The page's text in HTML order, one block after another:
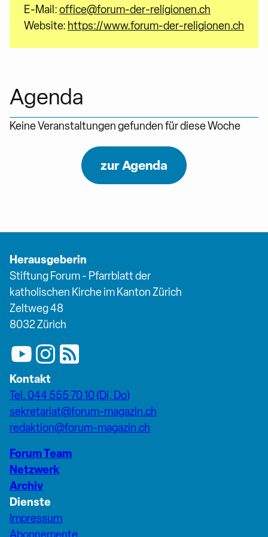
E-Mail:office@forum-der-religionen.ch
Website: https://www.forum-der-religionen.ch
Agenda
Keine Veranstaltungen gefunden für diese Woche
zur Agenda
Herausgeberin
Stiftung Forum - Pfarrblatt der
katholischen Kirche im Kanton Zürich
Zeltweg 48
8032 Zürich
Kontakt
Tel. 044 555 70 10 (Di, Do)
sekretariat@forum-magazin.ch
redaktion@forum-magazin.ch
Forum Team
Netzwerk
Archiv
Dienste
Impressum